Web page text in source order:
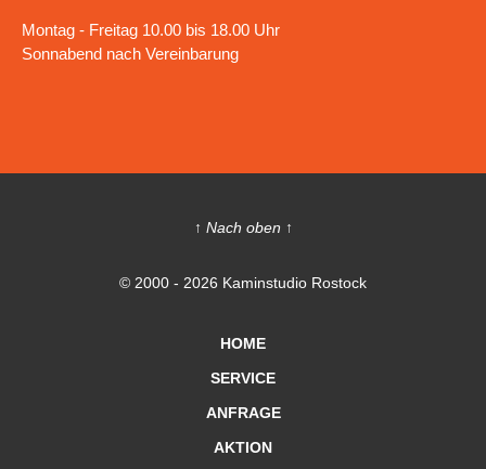
Montag - Freitag 10.00 bis 18.00 Uhr
Sonnabend nach Vereinbarung
↑ Nach oben ↑
© 2000 - 2026 Kaminstudio Rostock
HOME
SERVICE
ANFRAGE
AKTION